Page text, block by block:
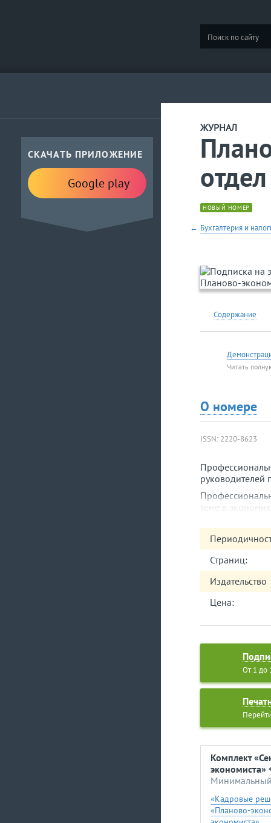
СКАЧАТЬ ПРИЛОЖЕНИЕ
Google play
ЖУРНАЛ
отдел
НОВЫЙ НОМЕР
Бухгалтерия и
Содержание
Читать
О номере
ISSN: 2220-8623
руководителей
теме в
позволяют
Темы 2026 года:
№ 1
№ 2 «Бухучет
№ 3 «Основные
№ 6 «Финансы
№ 7
№ 8 «Контроль
№ 9 «Работа с
№ 10
№ 12
Страниц:
Издательство
Цена:
От 1 до
Комплект
экономиста»
«Кадровые
«Планово-